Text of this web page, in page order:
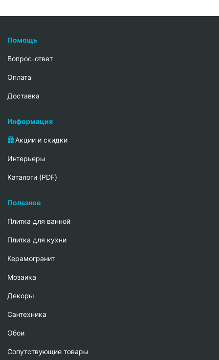
Помощь
Вопрос-ответ
Oплата
Доставка
Информация
Акции и скидки
Интерьеры
Каталоги (PDF)
Полезное
Плитка для ванной
Плитка для кухни
Керамогранит
Мозаика
Декоры
Сантехника
Обои
Сопутствующие товары